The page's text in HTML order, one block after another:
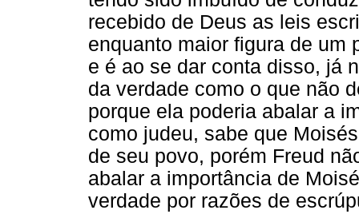
recebido de Deus as leis
enquanto maior figura de um
e é ao se dar conta disso, já
da verdade como o que não
porque ela poderia abalar a
como judeu, sabe que
de seu povo, porém Freud
abalar a importância de
verdade por razões de